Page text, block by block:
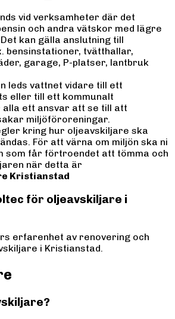
vid verksamheter där det
och andra vätskor med lägre
kan gälla anslutning till
bensinstationer, tvätthallar,
garage, P-platser, lantbruk
leds vattnet vidare till ett
eller till ett kommunalt
alla ett ansvar att se till att
miljöföroreningar.
kring hur oljeavskiljare ska
För att värna om miljön ska ni
som får förtroendet att tömma och
när detta är
Kristianstad
för oljeavskiljare i
erfarenhet av renovering och
i Kristianstad.